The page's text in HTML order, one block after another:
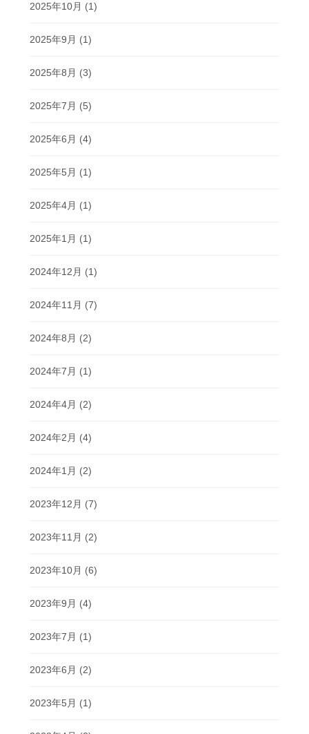
2025年10月 (1)
2025年9月 (1)
2025年8月 (3)
2025年7月 (5)
2025年6月 (4)
2025年5月 (1)
2025年4月 (1)
2025年1月 (1)
2024年12月 (1)
2024年11月 (7)
2024年8月 (2)
2024年7月 (1)
2024年4月 (2)
2024年2月 (4)
2024年1月 (2)
2023年12月 (7)
2023年11月 (2)
2023年10月 (6)
2023年9月 (4)
2023年7月 (1)
2023年6月 (2)
2023年5月 (1)